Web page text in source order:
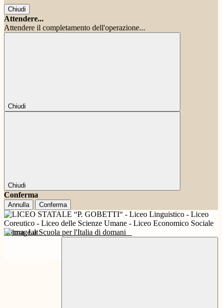
Chiudi
Attendere...
Attendere il completamento dell'operazione...
Chiudi
Chiudi
Conferma
Annulla Conferma
Futura La Scuola per l'Italia di domani